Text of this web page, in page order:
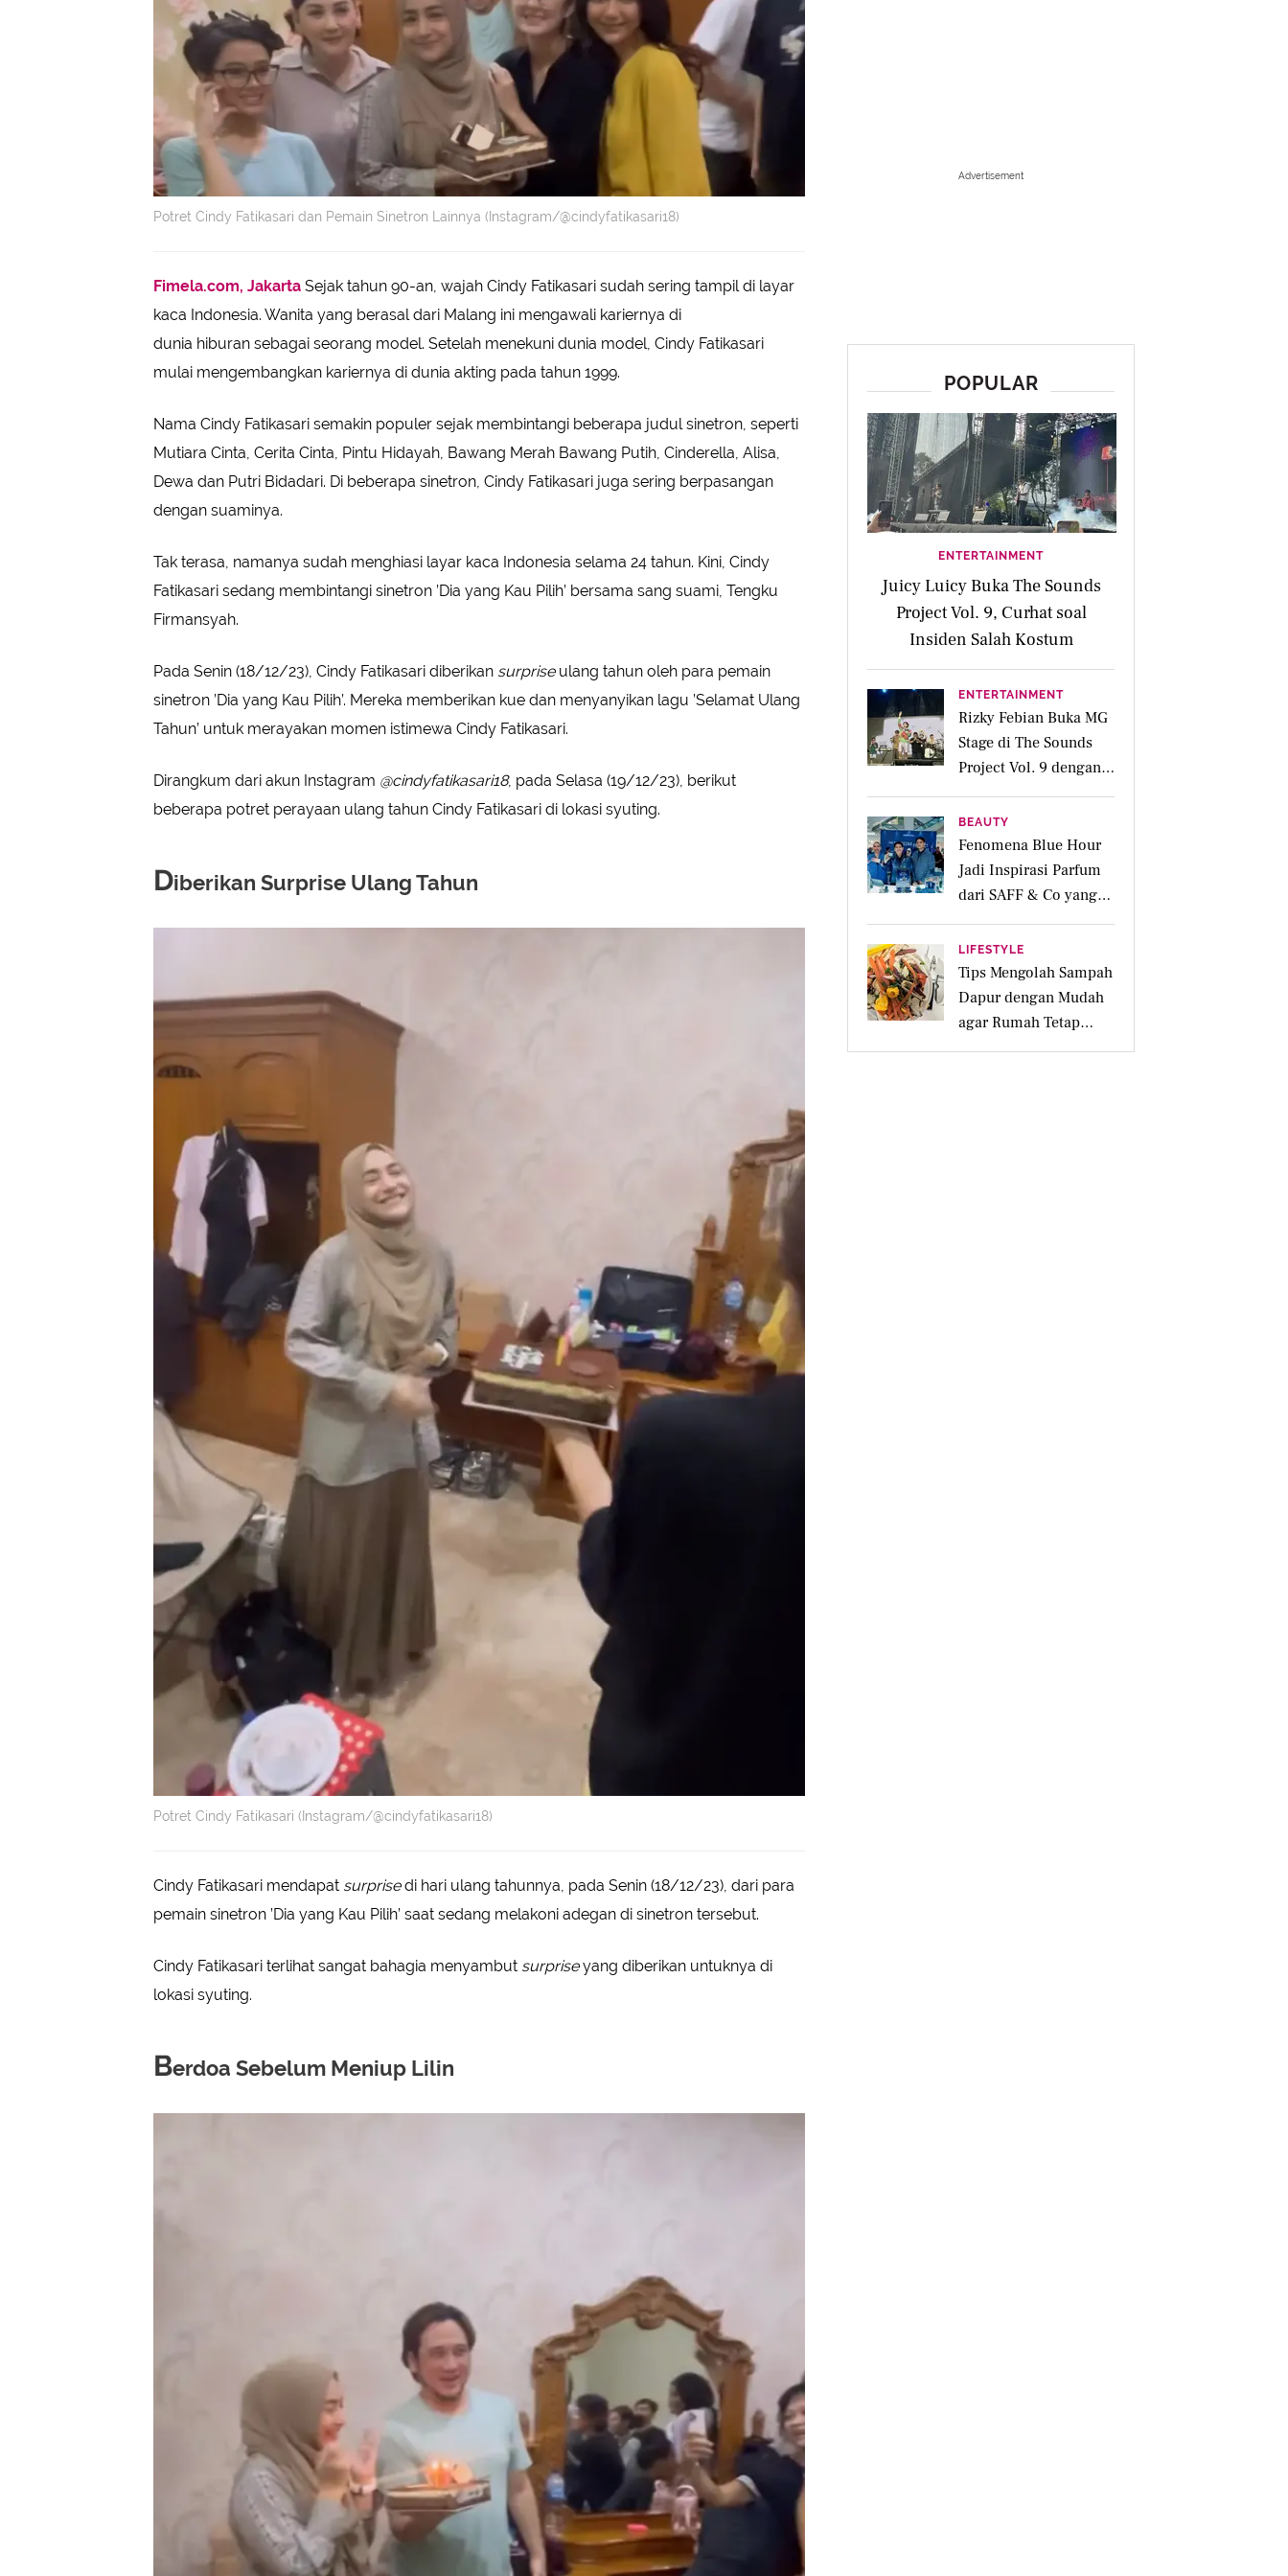
Potret Cindy Fatikasari dan Pemain Sinetron Lainnya (Instagram/@cindyfatikasari18)
Fimela.com, Jakarta Sejak tahun 90-an, wajah Cindy Fatikasari sudah sering tampil di layar
kaca Indonesia. Wanita yang berasal dari Malang ini mengawali kariernya di
dunia hiburan sebagai seorang model. Setelah menekuni dunia model, Cindy Fatikasari
mulai mengembangkan kariernya di dunia akting pada tahun 1999.
Nama Cindy Fatikasari semakin populer sejak membintangi beberapa judul sinetron, seperti
Mutiara Cinta, Cerita Cinta, Pintu Hidayah, Bawang Merah Bawang Putih, Cinderella, Alisa,
Dewa dan Putri Bidadari. Di beberapa sinetron, Cindy Fatikasari juga sering berpasangan
dengan suaminya.
Tak terasa, namanya sudah menghiasi layar kaca Indonesia selama 24 tahun. Kini, Cindy
Fatikasari sedang membintangi sinetron ’Dia yang Kau Pilih’ bersama sang suami, Tengku
Firmansyah.
Pada Senin (18/12/23), Cindy Fatikasari diberikan surpriseulang tahun oleh para pemain
sinetron ’Dia yang Kau Pilih’. Mereka memberikan kue dan menyanyikan lagu ’Selamat Ulang
Tahun’ untuk merayakan momen istimewa Cindy Fatikasari.
Dirangkum dari akun Instagram @cindyfatikasari18, pada Selasa (19/12/23), berikut
beberapa potret perayaan ulang tahun Cindy Fatikasari di lokasi syuting.
Diberikan Surprise Ulang Tahun
Potret Cindy Fatikasari (Instagram/@cindyfatikasari18)
Cindy Fatikasari mendapat surprisedi hari ulang tahunnya, pada Senin (18/12/23), dari para
pemain sinetron ’Dia yang Kau Pilih’ saat sedang melakoni adegan di sinetron tersebut.
Cindy Fatikasari terlihat sangat bahagia menyambut surpriseyang diberikan untuknya di
lokasi syuting.
Berdoa Sebelum Meniup Lilin
Advertisement
POPULAR
ENTERTAINMENT
Juicy Luicy Buka The Sounds
Project Vol. 9, Curhat soal
Insiden Salah Kostum
ENTERTAINMENT
Rizky Febian Buka MG
Stage di The Sounds
Project Vol. 9 dengan
Deretan Hitsnya
BEAUTY
Fenomena Blue Hour
Jadi Inspirasi Parfum
dari SAFF & Co yang
Beraroma Hangat dan
Memikat
LIFESTYLE
Tips Mengolah Sampah
Dapur dengan Mudah
agar Rumah Tetap
Bersih dan Ramah